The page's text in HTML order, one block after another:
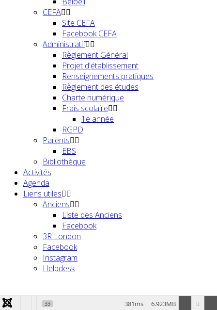
CEFA
Site CEFA
Facebook CEFA
Administratif
Règlement Général
Projet d'établissement
Renseignements pratiques
Règlement des études
Charte numérique
Frais scolaire
1e année
RGPD
Parents
EBS
Bibliothèque
Activités
Agenda
Liens utiles
Anciens
Liste des Anciens
Facebook
3R London
Facebook
Instagram
Helpdesk
33 6.923MB
381ms